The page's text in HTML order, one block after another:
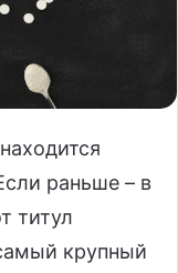
раньше – в
титул
крупный